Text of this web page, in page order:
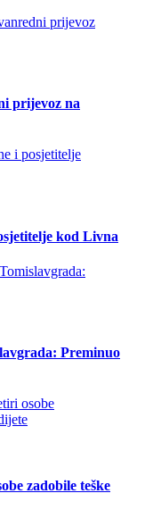
prijevoz na
kod Livna
Preminuo
zadobile teške